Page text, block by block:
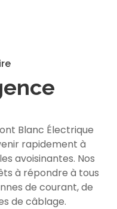
Blanc Électrique
rapidement à
avoisinantes. Nos
à répondre à tous
de courant, de
de câblage.